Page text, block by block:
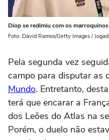
Diop se redimiu com os
Foto: David Ramos/Getty Images /
Pela segunda vez
campo para disputar as
Mundo. Entretanto,
terá que encarar a
dos Leões do Atlas na
Porém, o duelo não